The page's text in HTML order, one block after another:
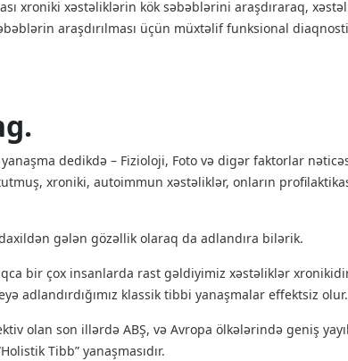
xroniki xəstəliklərin kök səbəblərini araşdıraraq,
araşdırılması üçün müxtəlif funksional
dedikdə – Fizioloji, Foto və digər faktorlar
xroniki, autoimmun xəstəliklər, onların
gələn gözəllik olaraq da adlandıra bilərik.
bir çox insanlarda rast gəldiyimiz xəstəliklər
adlandırdığımız klassik tibbi yanaşmalar effektsiz olur.
olan son illərdə ABŞ, və Avropa ölkələrində geniş
Tibb” yanaşmasıdır.